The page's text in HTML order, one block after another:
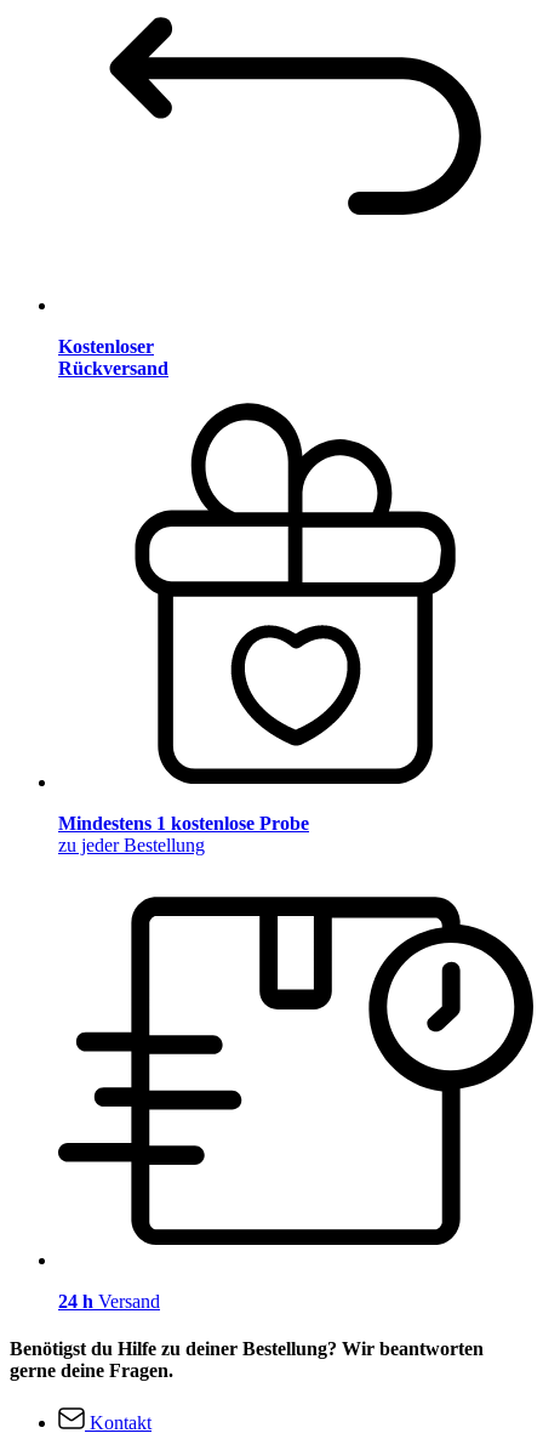
Kostenloser
Rückversand
Mindestens 1 kostenlose Probe
zu jeder Bestellung
24 h Versand
Benötigst du Hilfe zu deiner Bestellung? Wir beantworten
gerne deine Fragen.
Kontakt